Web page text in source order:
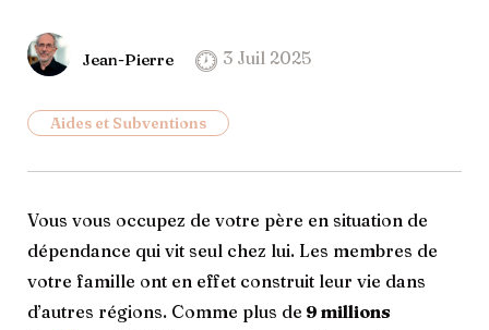
Jean-Pierre 3 Juil 2025
Aides et Subventions
Vous vous occupez de votre père en situation de
dépendance qui vit seul chez lui. Les membres de
votre famille ont en effet construit leur vie dans
d’autres régions. Comme plus de 9 millions